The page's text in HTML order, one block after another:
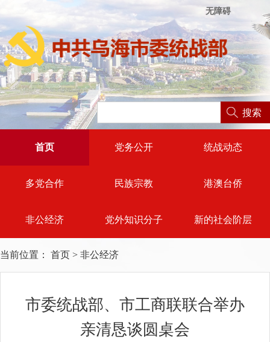
无障碍
搜索
首页 党务公开 统战动态
多党合作 民族宗教 港澳台侨
非公经济 党外知识分子 新的社会阶层
当前位置： 首页 > 非公经济
市委统战部、市工商联联合举办
亲清恳谈圆桌会